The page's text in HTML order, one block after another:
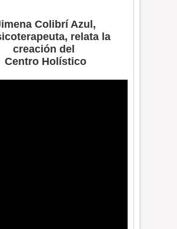
Colibrí Azul,
relata la
creación del
Centro Holístico